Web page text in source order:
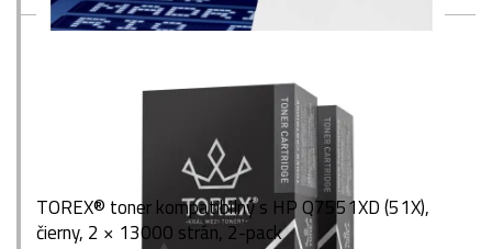
TOREX® toner kompatibilný s HP Q7551XD (51X),
čierny, 2 × 13000 strán, 2-pack